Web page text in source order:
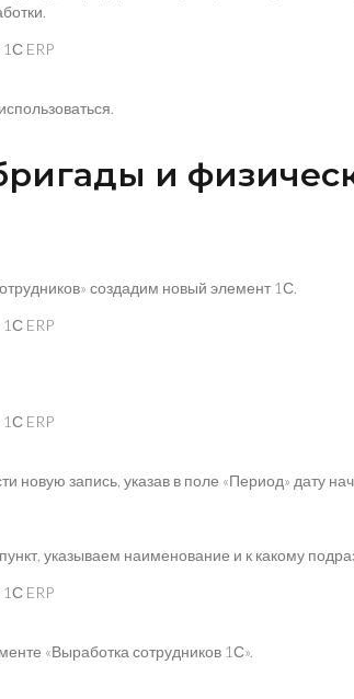
и
создадим новый элемент 1С.
новую запись, указав в поле «Период» дату
указываем наименование и к какому
«Выработка сотрудников 1С».